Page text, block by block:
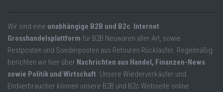
Wir sind eine unabhängige B2B und B2c Internet
Grosshandelsplattform für B2B Neuwaren aller Art, sowie
Restposten und Sonderposten aus Retouren Rückläufer. Regelmäßig
berichten wir hier über Nachrichten aus Handel, Finanzen-News
sowie Politik und Wirtschaft. Unsere Wiederverkäufer und
Endverbraucher können unsere B2B und B2c Webseite online